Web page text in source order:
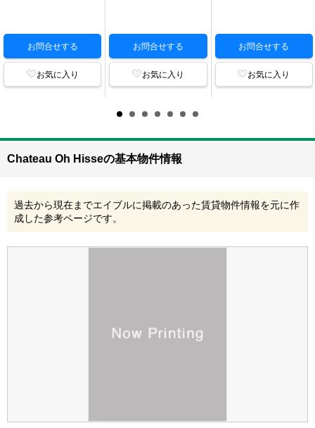
お問合せする
お気に入り
お問合せする
お気に入り
お問合せする
お気に入り
Chateau Oh Hisseの基本物件情報
過去から現在までエイブルに掲載のあった賃貸物件情報を元に作
成した参考ページです。